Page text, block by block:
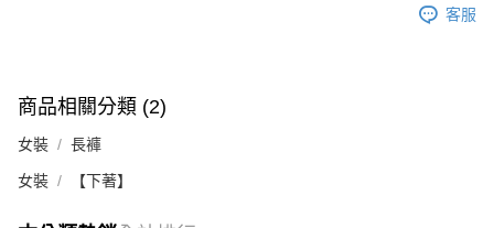
客服
商品相關分類 (2)
女裝 長褲
女裝 【下著】